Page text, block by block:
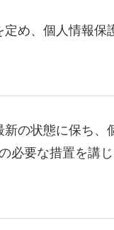
め、個人情報
の状態に保ち
必要な措置を講